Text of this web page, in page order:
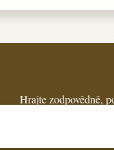
Hrajte zodpovědně,